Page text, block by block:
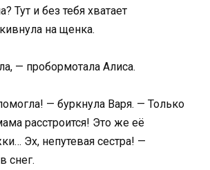
Тут и без тебя хватает
на щенка.
— пробормотала Алиса.
— буркнула Варя. — Только
расстроится! Это же её
Эх, непутевая сестра! —
снег.